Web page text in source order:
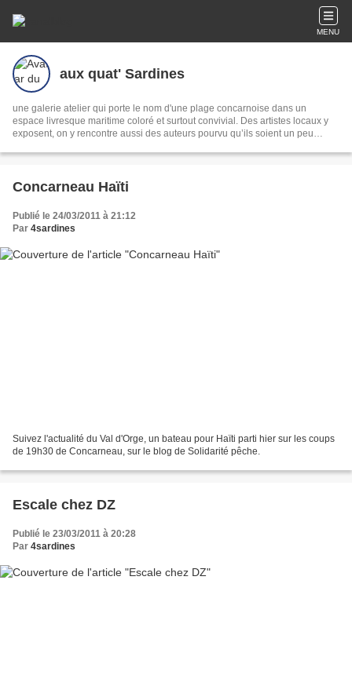
MENU
aux quat' Sardines
une galerie atelier qui porte le nom d'une plage concarnoise dans un
espace livresque maritime coloré et surtout convivial. Des artistes locaux y
exposent, on y rencontre aussi des auteurs pourvu qu’ils soient un peu
d'art développe la technique du papier découpé vers un graphisme réaliste
Concarneau Haïti
Publié le 24/03/2011 à 21:12
Par 4sardines
Suivez l'actualité du Val d'Orge, un bateau pour Haïti parti hier sur les coups
de 19h30 de Concarneau, sur le blog de Solidarité pêche.
Escale chez DZ
Publié le 23/03/2011 à 20:28
Par 4sardines